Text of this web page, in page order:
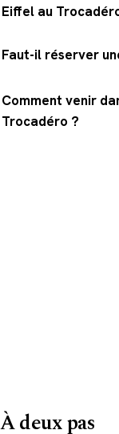
Eiffel au
Faut-il réserver
Comment venir
Trocadéro ?
À deux pas